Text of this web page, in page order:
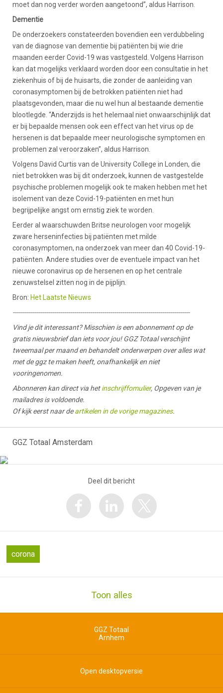
moet dan nog verder worden aangetoond”, aldus Harrison.
Dementie
De onderzoekers constateerden bovendien een verdubbeling
van de diagnose van dementie bij patiënten bij wie drie
maanden eerder Covid-19 was vastgesteld. Volgens Harrison
kan dat mogelijks verklaard worden door een consultatie in het
ziekenhuis of bij de huisarts, die zonder de aanleiding van
coronasymptomen bij de betrokken patiënten niet had
plaatsgevonden, maar die nu wel hun al bestaande dementie
blootlegde. “Anderzijds is het helemaal niet onwaarschijnlijk dat
er bij bepaalde mensen ook een effect van het virus op de
hersenen is dat bepaalde meer neurologische symptomen en
problemen zal veroorzaken”, aldus Harrison.
Volgens David Curtis van de University College in Londen, die
niet betrokken was bij dit onderzoek, kunnen de vastgestelde
psychische problemen mogelijk ook te maken hebben met het
isolement van deze Covid-19-patiënten en met hun
begrijpelijke angst om ernstig ziek te worden.
Eerder al waarschuwden Britse neurologen voor mogelijk
zware herseninfecties bij patiënten met milde
coronasymptomen, na onderzoek van meer dan 40 Covid-19-
patiënten. Andere studies over de eventuele impact van het
nieuwe coronavirus op de hersenen en op het centrale
zenuwstelsel zitten nog in de pijplijn.
Bron: Het Laatste Nieuws
-----------------------------------------------------------------------------------------
Vind je dit interessant? Misschien is een abonnement op de
gratis nieuwsbrief dan iets voor jou! GGZ Totaal verschijnt
tweemaal per maand en behandelt onderwerpen over alles wat
met de ggz te maken heeft, onafhankelijk en niet
vooringenomen.
Abonneren kan direct via hetinschrijffomulier, Opgeven van je
mailadres is voldoende.
Of kijk eerst naar deartikelen in de vorige magazines.
GGZ Totaal Amsterdam
Deel dit bericht
corona
Toon alles
GGZ Totaal
Arnhem
Open desktopversie